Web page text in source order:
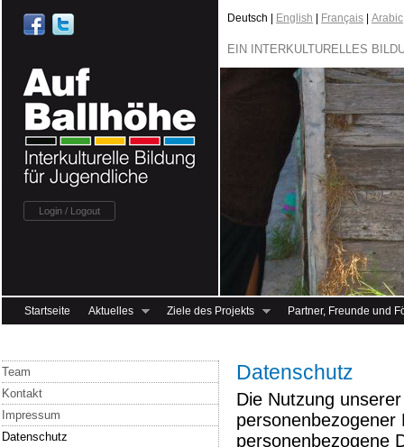
Login / Logout
Deutsch | English Français Arabic
EIN INTERKULTURELLES
Startseite Aktuelles Ziele des Projekts Partner, Freunde und
Team
Kontakt
Impressum
Datenschutz
Datenschutz
Die Nutzung
personenbezogene